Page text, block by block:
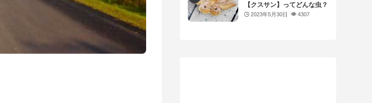
【クスサン】ってどんな虫？
2023年5月30日 4307